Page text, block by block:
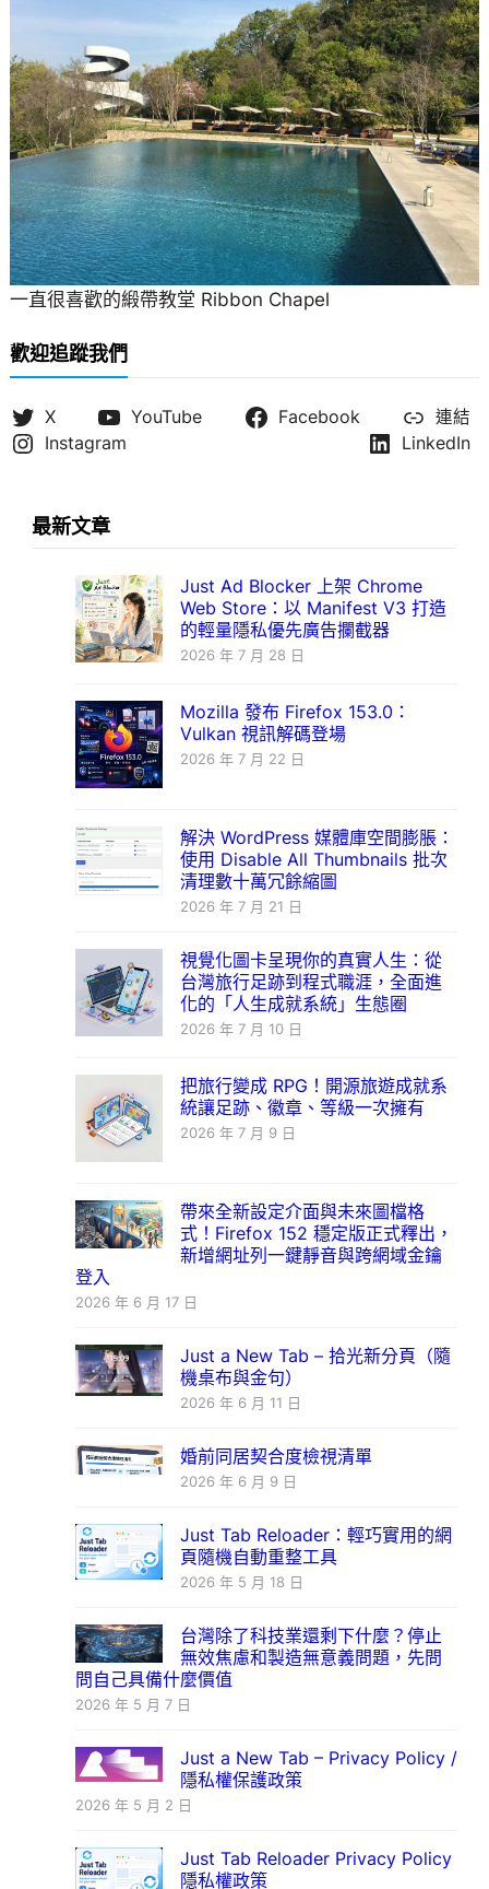
一直很喜歡的緞帶教堂 Ribbon Chapel
歡迎追蹤我們
X YouTube Facebook
連結
Instagram
LinkedIn
最新文章
Just Ad Blocker 上架 Chrome
Web Store：以 Manifest V3 打造
的輕量隱私優先廣告攔截器
2026 年 7 月 28 日
Mozilla 發布 Firefox 153.0：
Vulkan 視訊解碼登場
2026 年 7 月 22 日
解決 WordPress 媒體庫空間膨脹：
使用 Disable All Thumbnails 批次
清理數十萬冗餘縮圖
2026 年 7 月 21 日
視覺化圖卡呈現你的真實人生：從
台灣旅行足跡到程式職涯，全面進
化的「人生成就系統」生態圈
2026 年 7 月 10 日
把旅行變成 RPG！開源旅遊成就系
統讓足跡、徽章、等級一次擁有
2026 年 7 月 9 日
帶來全新設定介面與未來圖檔格
式！Firefox 152 穩定版正式釋出，
新增網址列一鍵靜音與跨網域金鑰
登入
2026 年 6 月 17 日
Just a New Tab – 拾光新分頁（隨
機桌布與金句）
2026 年 6 月 11 日
婚前同居契合度檢視清單
2026 年 6 月 9 日
Just Tab Reloader：輕巧實用的網
頁隨機自動重整工具
2026 年 5 月 18 日
台灣除了科技業還剩下什麼？停止
無效焦慮和製造無意義問題，先問
問自己具備什麼價值
2026 年 5 月 7 日
Just a New Tab – Privacy Policy /
隱私權保護政策
2026 年 5 月 2 日
Just Tab Reloader Privacy Policy
隱私權政策